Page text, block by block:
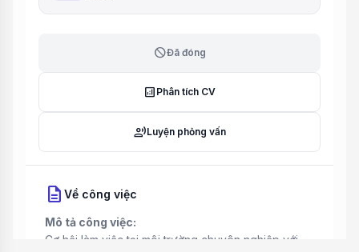
blockĐã đóng
analytics Phân tích CV
record_voice_overLuyện phỏng vấn
description Về công việc
Mô tả công việc:
Cơ hội làm việc tại môi trường chuyên nghiệp với